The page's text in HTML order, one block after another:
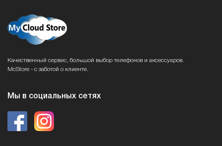
Качественный сервис, большой выбор телефонов и аксессуаров.
McStore - с заботой о клиенте.
Мы в социальных сетях